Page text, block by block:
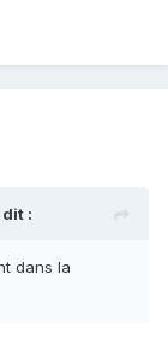
dit :
dans la